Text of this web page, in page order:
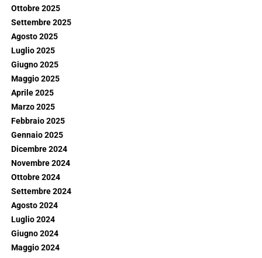
Ottobre 2025
Settembre 2025
Agosto 2025
Luglio 2025
Giugno 2025
Maggio 2025
Aprile 2025
Marzo 2025
Febbraio 2025
Gennaio 2025
Dicembre 2024
Novembre 2024
Ottobre 2024
Settembre 2024
Agosto 2024
Luglio 2024
Giugno 2024
Maggio 2024